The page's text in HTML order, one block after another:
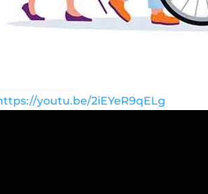
youtu.be/2iEYeR9qELg